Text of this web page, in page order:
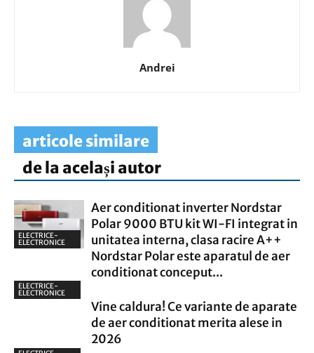
Andrei
articole similare
de la același autor
ELECTRICE-
ELECTRONICE
Aer conditionat inverter Nordstar
Polar 9000 BTU kit WI-FI integrat in
unitatea interna, clasa racire A++
Nordstar Polar este aparatul de aer
conditionat conceput...
ELECTRICE-
ELECTRONICE
Vine caldura! Ce variante de aparate
de aer conditionat merita alese in
2026